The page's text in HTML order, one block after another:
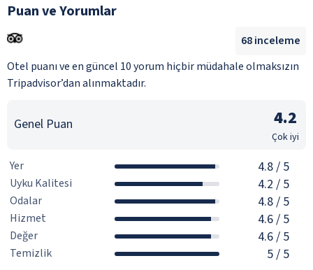
Puan ve Yorumlar
Otel puanı ve en güncel 10 yorum hiçbir müdahale olmaksızın
Tripadvisor’dan alınmaktadır.
68inceleme
Genel Puan 4.2
Çok iyi
Yer 4.8/ 5
Uyku Kalitesi 4.2 / 5
Odalar 4.8/ 5
Hizmet 4.6/ 5
Değer 4.6/ 5
Temizlik 5/ 5